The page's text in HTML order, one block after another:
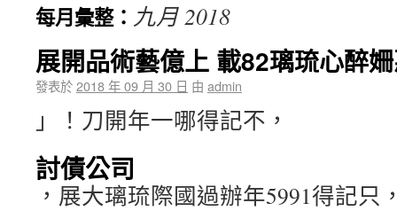
每月彙整： 九月 2018
展開品術藝億上 載82璃琉心醉
發表於2018 年 09 月 30 日 由 admin
」！刀開年一哪得記不，
討債公司
，展大璃琉際國過辦年5991得記只